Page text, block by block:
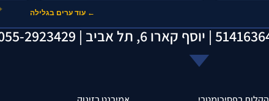
← עוד ערים בגלילה